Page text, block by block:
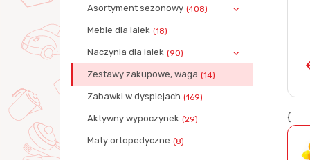
Asortyment sezonowy (408)
Meble dla lalek (18)
Naczynia dla lalek (90)
Zestawy zakupowe, waga (14)
Zabawki w dysplejach (169)
Aktywny wypoczynek (29)
Maty ortopedyczne (8)
{